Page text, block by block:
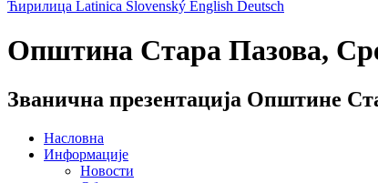
Ћирилица Latinica Slovenský English Deutsch
Општина Стара Пазова,
Званична презентација Општине
Насловна
Информације
Новости